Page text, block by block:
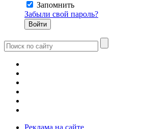
Запомнить
Забыли свой пароль?
Реклама на сайте